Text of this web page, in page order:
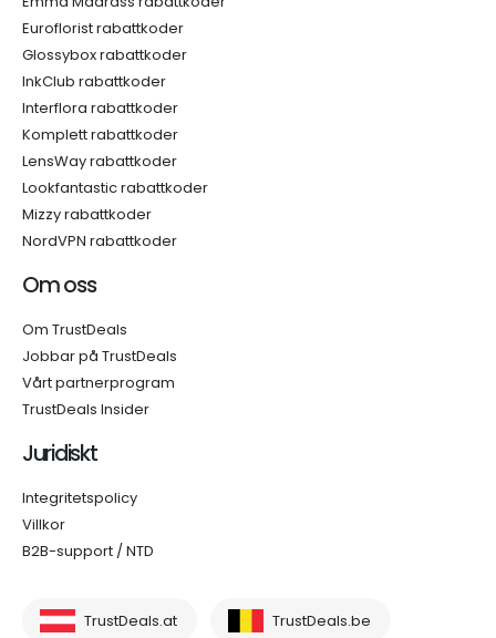
Euroflorist rabattkoder
Glossybox rabattkoder
InkClub rabattkoder
Interflora rabattkoder
Komplett rabattkoder
LensWay rabattkoder
Lookfantastic rabattkoder
Mizzy rabattkoder
NordVPN rabattkoder
Om oss
Om TrustDeals
Jobbar på TrustDeals
Vårt partnerprogram
TrustDeals Insider
Juridiskt
Integritetspolicy
Villkor
B2B-support / NTD
TrustDeals.at TrustDeals.be